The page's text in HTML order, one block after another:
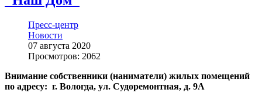
Пресс-центр
Новости
07 августа 2020
Просмотров: 2062
Внимание собственники (наниматели) жилых помещений
по адресу: г. Вологда, ул. Судоремонтная, д. 9А